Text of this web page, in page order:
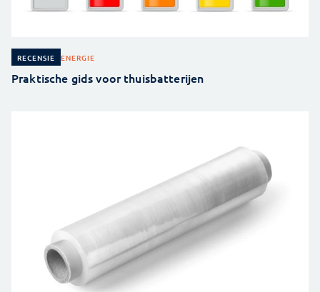
RECENSIE ENERGIE
Praktische gids voor thuisbatterijen